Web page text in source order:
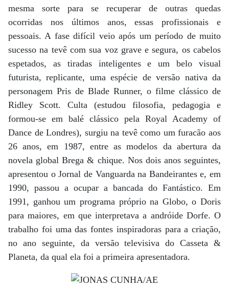
mesma sorte para se recuperar de outras quedas
ocorridas nos últimos anos, essas profissionais e
pessoais. A fase difícil veio após um período de muito
sucesso na tevê com sua voz grave e segura, os cabelos
espetados, as tiradas inteligentes e um belo visual
futurista, replicante, uma espécie de versão nativa da
personagem Pris de Blade Runner, o filme clássico de
Ridley Scott. Culta (estudou filosofia, pedagogia e
formou-se em balé clássico pela Royal Academy of
Dance de Londres), surgiu na tevê como um furacão aos
26 anos, em 1987, entre as modelos da abertura da
novela global Brega & chique. Nos dois anos seguintes,
apresentou o Jornal de Vanguarda na Bandeirantes e, em
1990, passou a ocupar a bancada do Fantástico. Em
1991, ganhou um programa próprio na Globo, o Doris
para maiores, em que interpretava a andróide Dorfe. O
trabalho foi uma das fontes inspiradoras para a criação,
no ano seguinte, da versão televisiva do Casseta &
Planeta, da qual ela foi a primeira apresentadora.